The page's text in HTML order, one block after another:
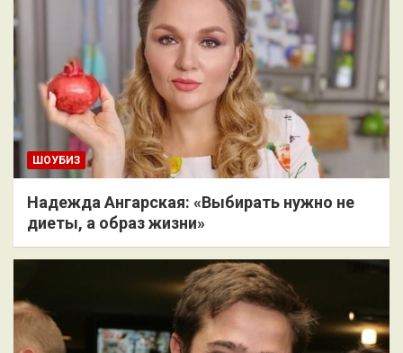
ШОУБИЗ
Надежда Ангарская: «Выбирать нужно не
диеты, а образ жизни»